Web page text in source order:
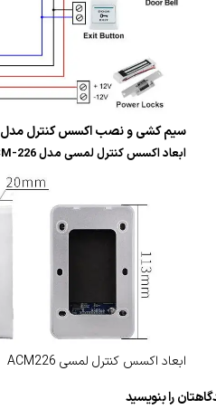
سیم کشی و نصب اکسس کنترل مدل ACM-226
ابعاد اکسس کنترل لمسی مدل ACM-226 :
ابعاد اکسس کنترل لمسی ACM226
را بنویسید